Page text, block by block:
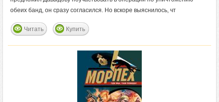
обеих банд, он сразу согласился. Но вскоре выяснилось, чт
Читать Купить